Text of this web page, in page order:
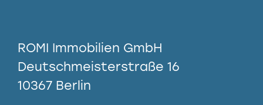
ROMI Immobilien GmbH
Deutschmeisterstraße 16
10367 Berlin